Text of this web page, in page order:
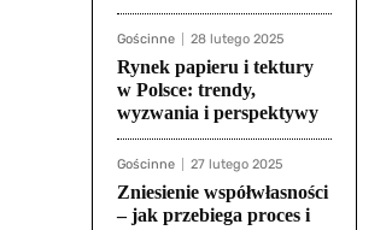
Gościnne 28 lutego 2025
Rynek papieru i tektury
w Polsce: trendy,
wyzwania i perspektywy
Gościnne 27 lutego 2025
Zniesienie współwłasności
– jak przebiega proces i